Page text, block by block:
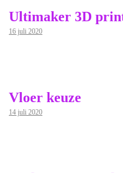
Ultimaker 3D
16 juli 2020
Vloer keuze
14 juli 2020